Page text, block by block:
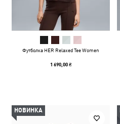
Футболка HER Relaxed Tee Women
1 690,00 ₴
НОВИНКА